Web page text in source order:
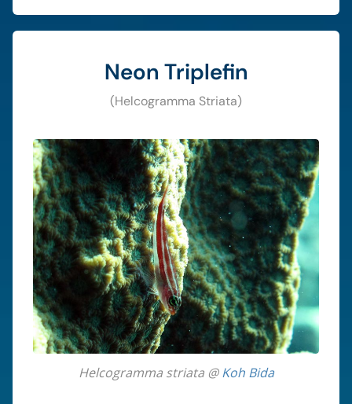
Neon Triplefin
(Helcogramma Striata)
Helcogramma striata @Koh Bida